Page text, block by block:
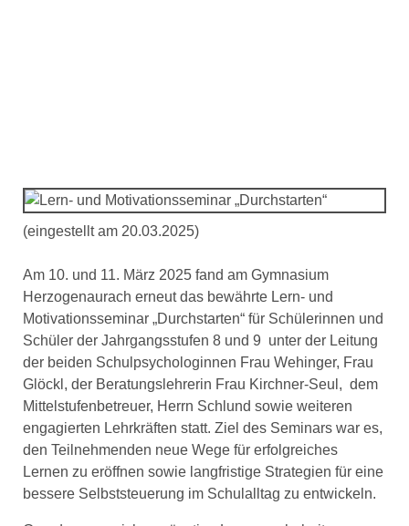
(eingestellt am 20.03.2025)
Am 10. und 11. März 2025 fand am Gymnasium
Herzogenaurach erneut das bewährte Lern- und
Motivationsseminar „Durchstarten“ für Schülerinnen und
Schüler der Jahrgangsstufen 8 und 9 unter der Leitung
der beiden Schulpsychologinnen Frau Wehinger, Frau
Glöckl, der Beratungslehrerin Frau Kirchner-Seul, dem
Mittelstufenbetreuer, Herrn Schlund sowie weiteren
engagierten Lehrkräften statt. Ziel des Seminars war es,
den Teilnehmenden neue Wege für erfolgreiches
Lernen zu eröffnen sowie langfristige Strategien für eine
bessere Selbststeuerung im Schulalltag zu entwickeln.